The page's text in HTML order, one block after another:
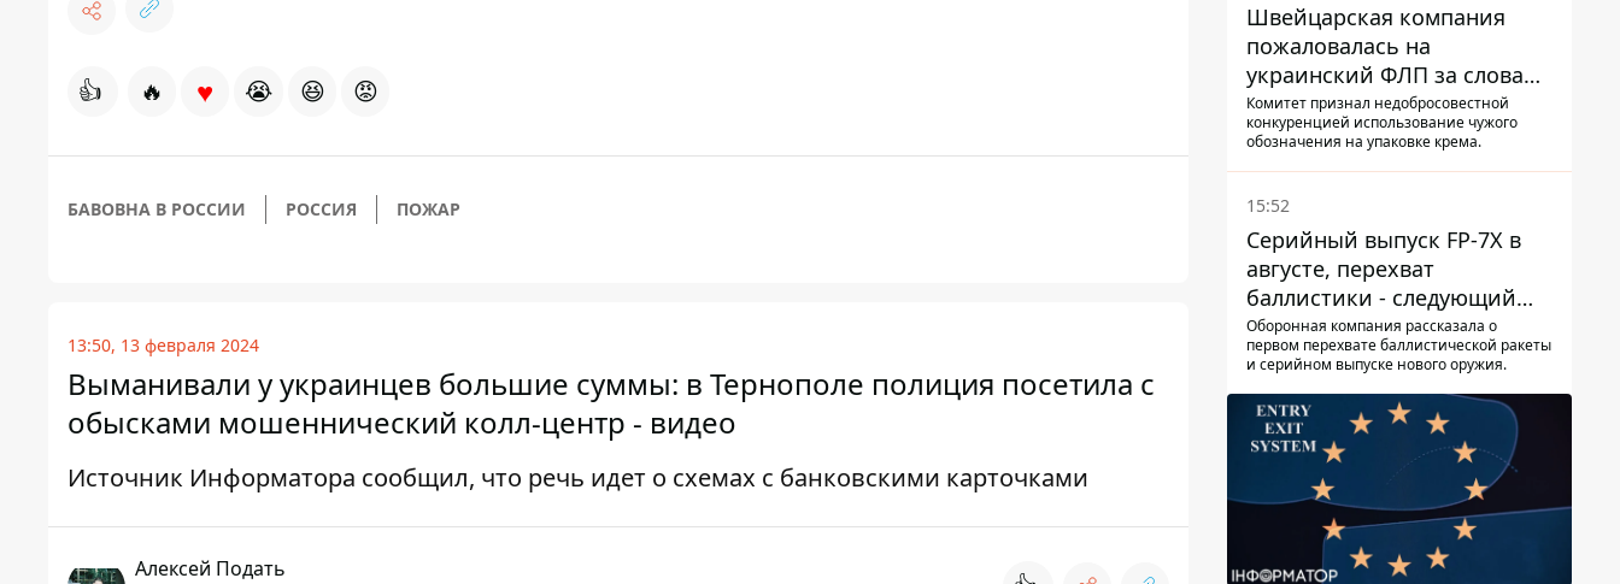
👍 🔥 ♥ 😭 😆 😡
БАВОВНА В РОССИИ РОССИЯ ПОЖАР
13:50, 13 февраля 2024
Выманивали у украинцев большие суммы: в Тернополе полиция посетила с
обысками мошеннический колл-центр - видео
Источник Информатора сообщил, что речь идет о схемах с банковскими карточками
Алексей Подать
Швейцарская компания
пожаловалась на
украинский ФЛП за слова
SUN SCRIPTION на упаковке
крема - АМКУ наложил
Комитет признал недобросовестной
конкуренцией использование чужого
обозначения на упаковке крема.
15:52
Серийный выпуск FP-7X в
августе, перехват
баллистики - следующий
этап - Fire Point
конкретизировало планы
Оборонная компания рассказала о
первом перехвате баллистической ракеты
и серийном выпуске нового оружия.